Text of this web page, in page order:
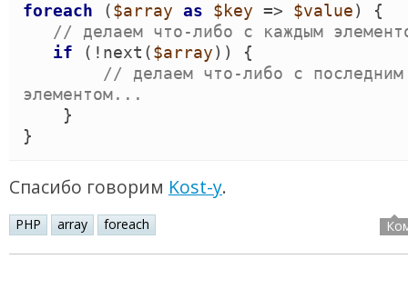
foreach ($array as $key => $value)
{
// делаем что-либо с каждым
if
( ! next ($array) )
{
// делаем что-либо с последним
элементом...
}
}
Спасибо говорим Kost-у.
PHP array foreach